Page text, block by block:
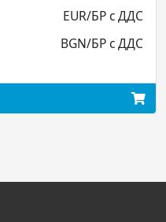
EUR/БР с ДДС
BGN/БР с ДДС
4.04
7.91